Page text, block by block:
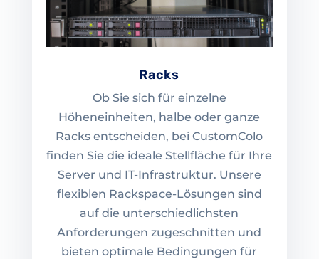
Racks
Ob Sie sich für einzelne
Höheneinheiten, halbe oder ganze
Racks entscheiden, bei CustomColo
finden Sie die ideale Stellfläche für Ihre
Server und IT-Infrastruktur. Unsere
flexiblen Rackspace-Lösungen sind
auf die unterschiedlichsten
Anforderungen zugeschnitten und
bieten optimale Bedingungen für